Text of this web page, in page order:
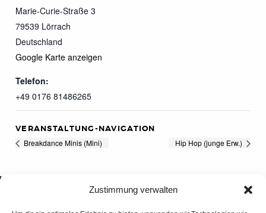
Zustimmung verwalten
Marie-Curie-Straße 3
79539 Lörrach
Deutschland
Google Karte anzeigen
Telefon:
+49 0176 81486265
VERANSTALTUNG-NAVIGATION
Breakdance Minis (Mini) Hip Hop (junge Erw.)